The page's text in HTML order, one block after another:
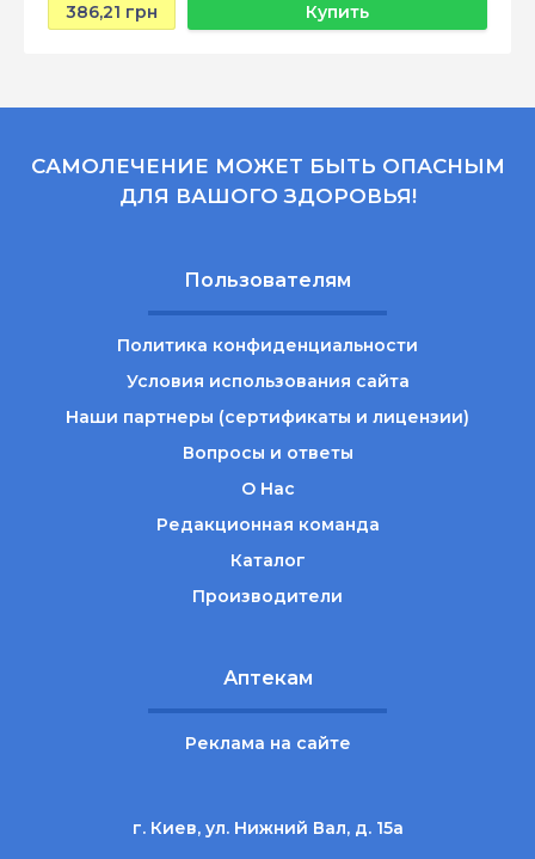
386,21 грн Купить
САМОЛЕЧЕНИЕ МОЖЕТ БЫТЬ ОПАСНЫМ
ДЛЯ ВАШОГО ЗДОРОВЬЯ!
Пользователям
Политика конфиденциальности
Условия использования сайта
Наши партнеры (сертификаты и лицензии)
Вопросы и ответы
О Нас
Редакционная команда
Каталог
Производители
Аптекам
Реклама на сайте
г. Киев, ул. Нижний Вал, д. 15а